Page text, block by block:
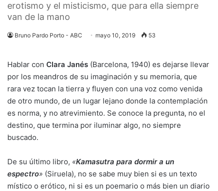
erotismo y el misticismo, que para ella siempre
van de la mano
Bruno Pardo Porto - ABC mayo 10, 2019 53
Hablar con Clara Janés (Barcelona, 1940) es dejarse llevar
por los meandros de su imaginación y su memoria, que
rara vez tocan la tierra y fluyen con una voz como venida
de otro mundo, de un lugar lejano donde la contemplación
es norma, y no atrevimiento. Se conoce la pregunta, no el
destino, que termina por iluminar algo, no siempre
buscado.
De su último libro, «Kamasutra para dormir a un
espectro» (Siruela), no se sabe muy bien si es un texto
místico o erótico, ni si es un poemario o más bien un diario